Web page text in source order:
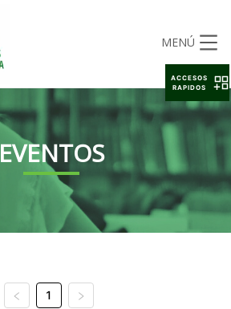
MENÚ
EVENTOS
1
ACCESOS
RAPIDOS